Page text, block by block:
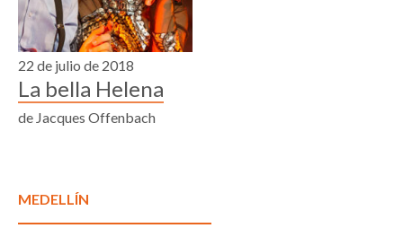
22 de julio de 2018
La bella Helena
de Jacques Offenbach
MEDELLÍN